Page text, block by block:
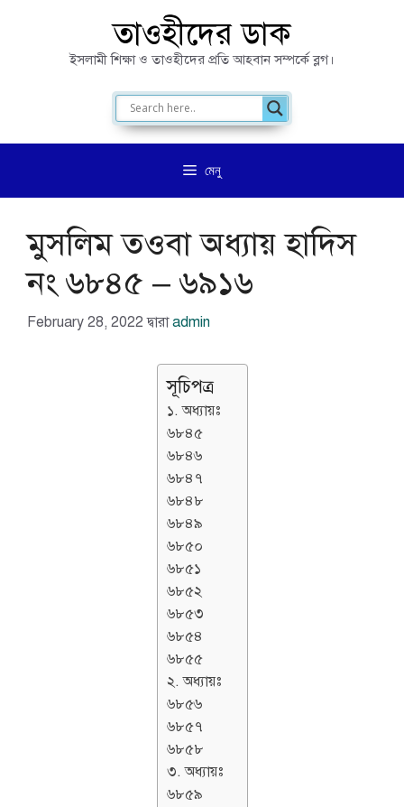
তাওহীদের ডাক
ইসলামী শিক্ষা ও তাওহীদের প্রতি আহবান সম্পর্কে ব্লগ।
মেনু
মুসলিম তওবা অধ্যায় হাদিস
নং ৬৮৪৫ – ৬৯১৬
February 28, 2022 দ্বারাadmin
সূচিপত্র
১. অধ্যায়ঃ
৬৮৪৫
৬৮৪৬
৬৮৪৭
৬৮৪৮
৬৮৪৯
৬৮৫০
৬৮৫১
৬৮৫২
৬৮৫৩
৬৮৫৪
৬৮৫৫
২. অধ্যায়ঃ
৬৮৫৬
৬৮৫৭
৬৮৫৮
৩. অধ্যায়ঃ
৬৮৫৯